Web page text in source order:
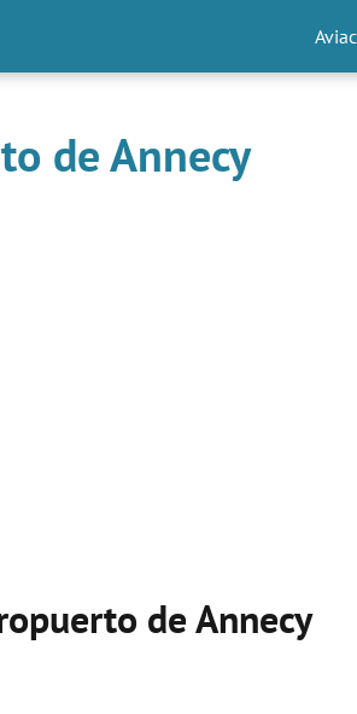
de Annecy
de Annecy